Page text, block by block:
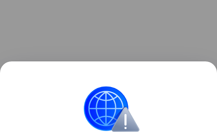
А ранее мы уже рассказывали, какие продукты
нельзя вместе хранитьвхолодильнике